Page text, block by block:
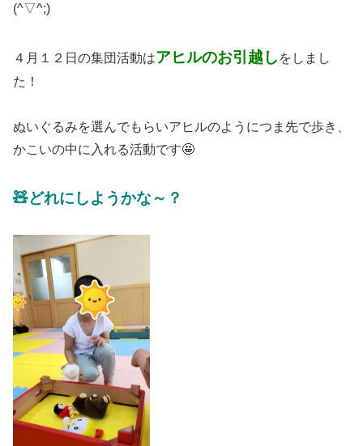
(^▽^;)
４月１２日の集団活動はアヒルのお引越し をしまし
た！
ぬいぐるみを選んでもらいアヒルのようにつま先で歩き、
かこいの中に入れる活動です🤩
🧸どれにしようかな～？